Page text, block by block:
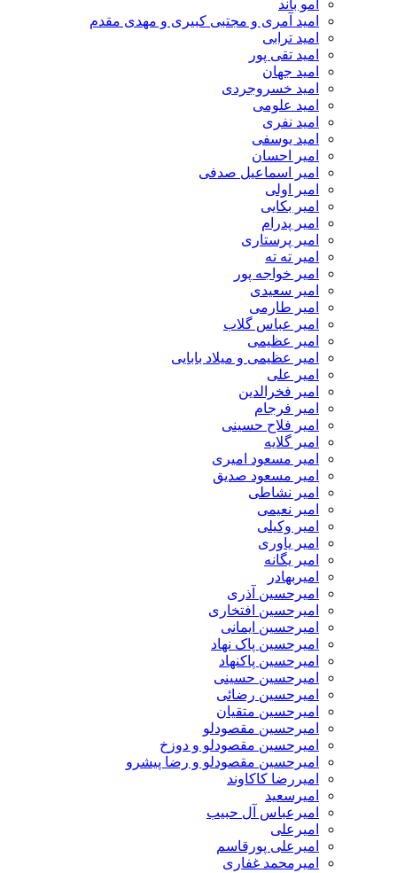
امو باند
امید آمری و مجتبی کبیری و مهدى مقدم
امید ترابی
امید تقی پور
امید جهان
امید خسروجردی
امید علومی
امید نفری
امید یوسفی
امیر احسان
امیر اسماعیل صدفی
امیر اولی
امیر بکایی
امیر پدرام
امیر پرستاری
امیر ته ته
امیر خواجه پور
امیر سعیدی
امیر طارمی
امیر عباس گلاب
امیر عظیمی
امیر عظیمی و میلاد بابایی
امیر علی
امیر فخرالدین
امیر فرجام
امیر فلاح حسینی
امیر گلایه
امیر مسعود امیری
امیر مسعود صدیق
امیر نشاطی
امیر نعیمی
امیر وکیلی
امیر یاوری
امیر یگانه
امیربهادر
امیرحسین آذری
امیرحسین افتخاری
امیرحسین ایمانی
امیرحسین پاک نهاد
امیرحسین پاکنهاد
امیرحسین حسینی
امیرحسین رضائی
امیرحسین متقیان
امیرحسین مقصودلو
امیرحسین مقصودلو و دوزخ
امیرحسین مقصودلو و رضا پیشرو
امیررضا کاکاوند
امیرسعید
امیرعباس آل حبیب
امیرعلی
امیرعلی پورقاسم
امیرمحمد غفاری